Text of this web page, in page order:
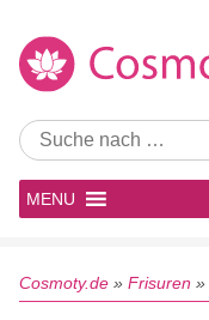
MENU
Cosmoty.de » Frisuren »